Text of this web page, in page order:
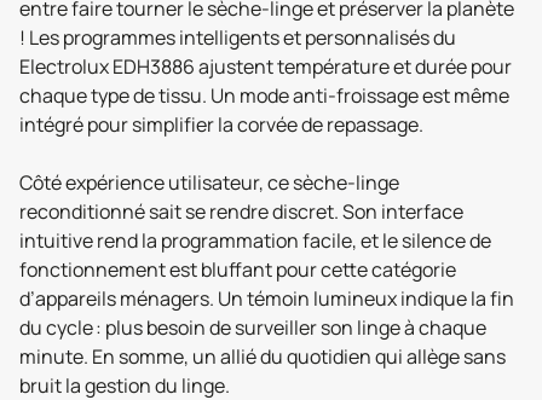
entre faire tourner le sèche-linge et préserver la planète
! Les programmes intelligents et personnalisés du
Electrolux EDH3886 ajustent température et durée pour
chaque type de tissu. Un mode anti-froissage est même
intégré pour simplifier la corvée de repassage.
Côté expérience utilisateur, ce sèche-linge
reconditionné sait se rendre discret. Son interface
intuitive rend la programmation facile, et le silence de
fonctionnement est bluffant pour cette catégorie
d’appareils ménagers. Un témoin lumineux indique la fin
du cycle : plus besoin de surveiller son linge à chaque
minute. En somme, un allié du quotidien qui allège sans
bruit la gestion du linge.